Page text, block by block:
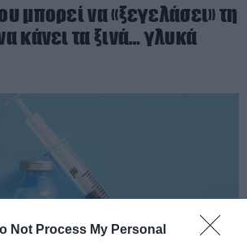
Not Process My Personal
μπορεί να «ξεγελάσει» τη
κάνει τα ξινά… γλυκά